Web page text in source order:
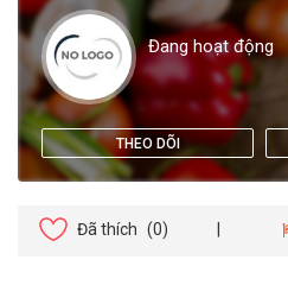
Đang hoạt động
THEO DÕI
Đã thích (0)